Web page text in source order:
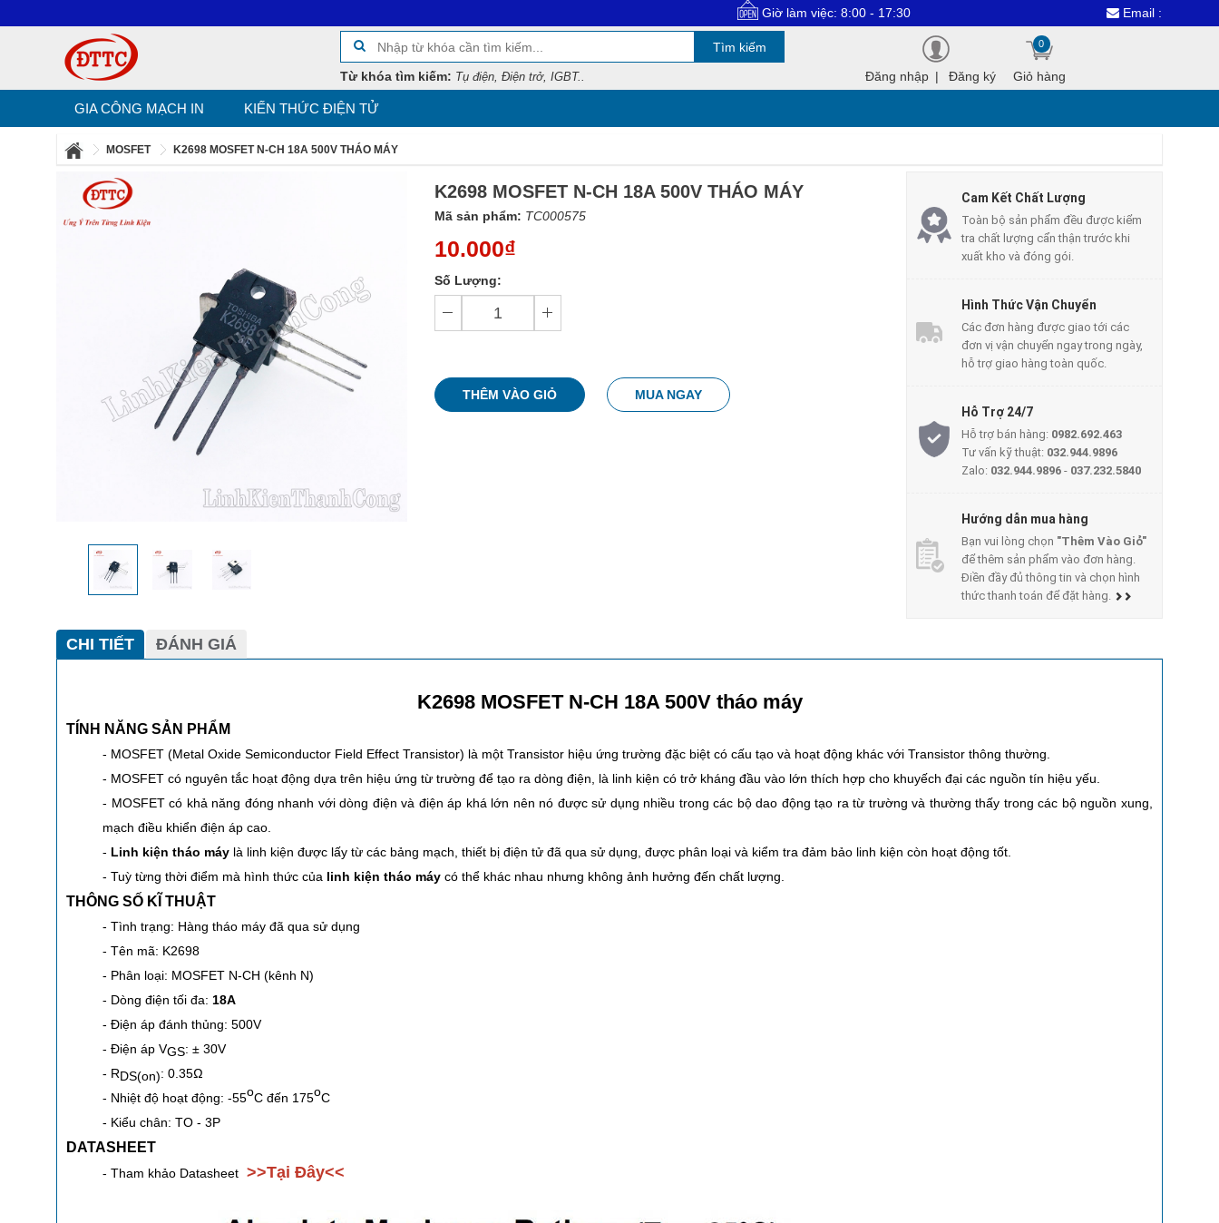
Giờ làm việc: 8:00 - 17:30 Email :
Tìm kiếm
Từ khóa tìm kiếm: Tụ điện, Điện trở, IGBT.. Đăng nhập | Đăng ký Giỏ hàng
0
GIA CÔNG MẠCH IN KIẾN THỨC ĐIỆN TỬ
MOSFET K2698 MOSFET N-CH 18A 500V THÁO MÁY
K2698 MOSFET N-CH 18A 500V THÁO MÁY
Mã sản phẩm: TC000575
10.000₫
Số Lượng:
THÊM VÀO GIỎ MUA NGAY
Cam Kết Chất Lượng
Toàn bộ sản phẩm đều được kiểm
tra chất lượng cẩn thận trước khi
xuất kho và đóng gói.
Hình Thức Vận Chuyển
Các đơn hàng được giao tới các
đơn vị vận chuyển ngay trong ngày,
hỗ trợ giao hàng toàn quốc.
Hỗ Trợ 24/7
Hỗ trợ bán hàng: 0982.692.463
Tư vấn kỹ thuật: 032.944.9896
Zalo: 032.944.9896 - 037.232.5840
Hướng dẫn mua hàng
Bạn vui lòng chọn "Thêm Vào Giỏ"
để thêm sản phẩm vào đơn hàng.
Điền đầy đủ thông tin và chọn hình
thức thanh toán để đặt hàng.
CHI TIẾT ĐÁNH GIÁ
K2698 MOSFET N-CH 18A 500V tháo máy
TÍNH NĂNG SẢN PHẨM
- MOSFET (Metal Oxide Semiconductor Field Effect Transistor) là một Transistor hiệu ứng trường đặc biệt có cấu tạo và hoạt động khác với Transistor thông thường.
- MOSFET có nguyên tắc hoạt động dựa trên hiệu ứng từ trường để tạo ra dòng điện, là linh kiện có trở kháng đầu vào lớn thích hợp cho khuyếch đại các nguồn tín hiệu yếu.
- MOSFET có khả năng đóng nhanh với dòng điện và điện áp khá lớn nên nó được sử dụng nhiều trong các bộ dao động tạo ra từ trường và thường thấy trong các bộ nguồn xung,
mạch điều khiển điện áp cao.
- Linh kiện tháo máy là linh kiện được lấy từ các bảng mạch, thiết bị điện tử đã qua sử dụng, được phân loại và kiểm tra đảm bảo linh kiện còn hoạt động tốt.
- Tuỳ từng thời điểm mà hình thức của linh kiện tháo máy có thể khác nhau nhưng không ảnh hưởng đến chất lượng.
THÔNG SỐ KĨ THUẬT
- Tình trạng: Hàng tháo máy đã qua sử dụng
- Tên mã: K2698
- Phân loại: MOSFET N-CH (kênh N)
- Dòng điện tối đa: 18A
- Điện áp đánh thủng: 500V
- Điện áp VGS: ± 30V
- RDS(on): 0.35Ω
- Nhiệt độ hoạt động: -55oC đến 175oC
- Kiểu chân: TO - 3P
DATASHEET
- Tham khảo Datasheet >>Tại Đây<<